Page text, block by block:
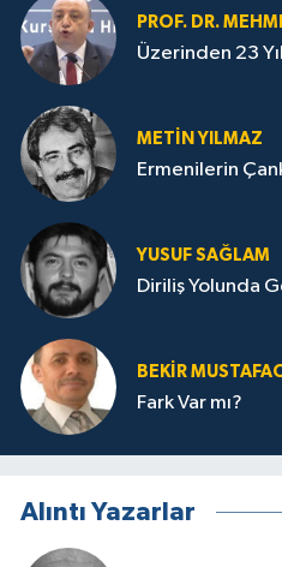
PROF. DR.
Üzerinden 23
METIN YILMAZ
Ermenilerin
YUSUF SAĞLAM
Diriliş Yolunda
BEKIR
Fark Var mı?
Alıntı Yazarlar